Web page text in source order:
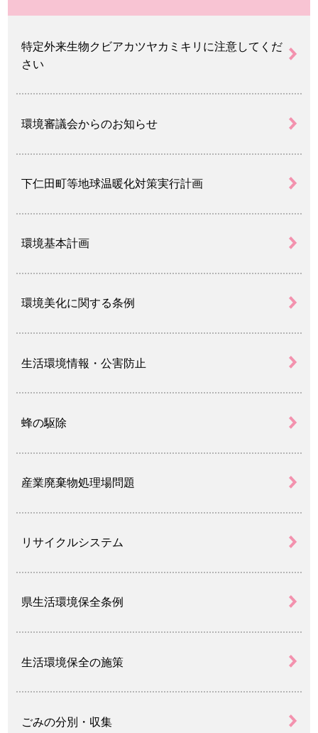
特定外来生物クビアカツヤカミキリに注意してくだ
さい
環境審議会からのお知らせ
下仁田町等地球温暖化対策実行計画
環境基本計画
環境美化に関する条例
生活環境情報・公害防止
蜂の駆除
産業廃棄物処理場問題
リサイクルシステム
県生活環境保全条例
生活環境保全の施策
ごみの分別・収集